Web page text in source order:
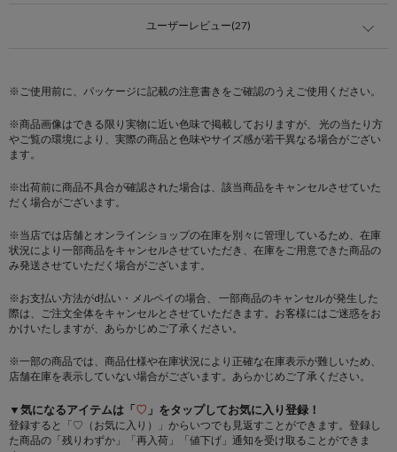
ユーザーレビュー(27)
※ご使用前に、パッケージに記載の注意書きをご確認のうえご使用ください。
※商品画像はできる限り実物に近い色味で掲載しておりますが、 光の当たり方
やご覧の環境により、実際の商品と色味やサイズ感が若干異なる場合がござい
ます。
※出荷前に商品不具合が確認された場合は、該当商品をキャンセルさせていた
だく場合がございます。
※当店では店舗とオンラインショップの在庫を別々に管理しているため、在庫
状況により一部商品をキャンセルさせていただき、在庫をご用意できた商品の
み発送させていただく場合がございます。
※お支払い方法がd払い・メルペイの場合、 一部商品のキャンセルが発生した
際は、ご注文全体をキャンセルとさせていただきます。お客様にはご迷惑をお
かけいたしますが、あらかじめご了承ください。
※一部の商品では、商品仕様や在庫状況により正確な在庫表示が難しいため、
店舗在庫を表示していない場合がございます。あらかじめご了承ください。
▼気になるアイテムは「♡ 」をタップしてお気に入り登録！
登録すると「♡（お気に入り）」からいつでも見返すことができます。登録し
た商品の「残りわずか」「再入荷」「値下げ」通知を受け取ることができま